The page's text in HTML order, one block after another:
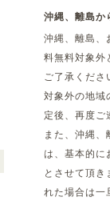
沖縄、離島か
沖縄、離島、
料無料対象外
ご了承くださ
対象外の地域
定後、再度ご
また、沖縄
は、基本的に
とさせて頂
れた場合は一